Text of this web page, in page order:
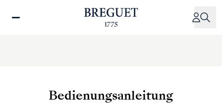
zum
Bedienungsanleitung